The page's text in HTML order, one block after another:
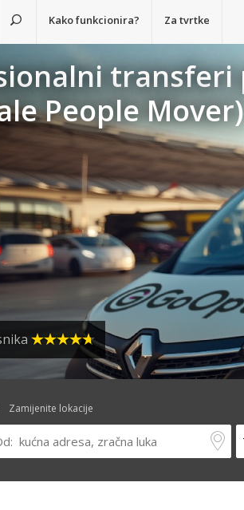
Kako funkcionira? Za tvrtke
People Mover)
Zamijenite lokacije